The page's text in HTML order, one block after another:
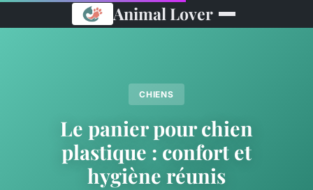
Animal Lover
CHIENS
Le panier pour chien
plastique : confort et
hygiène réunis